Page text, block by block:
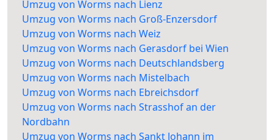
Umzug von Worms nach Lienz
Umzug von Worms nach Groß-Enzersdorf
Umzug von Worms nach Weiz
Umzug von Worms nach Gerasdorf bei Wien
Umzug von Worms nach Deutschlandsberg
Umzug von Worms nach Mistelbach
Umzug von Worms nach Ebreichsdorf
Umzug von Worms nach Strasshof an der
Nordbahn
Umzug von Worms nach Sankt Johann im